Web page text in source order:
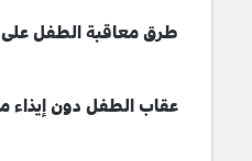
طرق معاقبة الطفل
عقاب الطفل دون إيذاء